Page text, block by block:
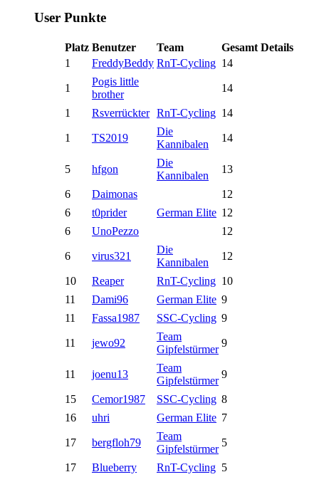
User Punkte
Platz Benutzer Team Gesamt Details
1
FreddyBeddy RnT-Cycling 14
1
Pogis little
brother
14
1 Rsverrückter RnT-Cycling 14
1 TS2019
Die
Kannibalen
14
5 hfgon
Die
Kannibalen
13
6 Daimonas
12
6
t0prider German Elite 12
6
UnoPezzo 12
6 virus321
Die
Kannibalen
12
10 Reaper RnT-Cycling 10
11
Dami96 German Elite 9
11
Fassa1987 SSC-Cycling 9
11 jewo92
Team
Gipfelstürmer
9
11 joenu13
Team
Gipfelstürmer
9
15 Cemor1987 SSC-Cycling 8
16
uhri German Elite 7
17 bergfloh79
Team
Gipfelstürmer
5
17 Blueberry RnT-Cycling 5